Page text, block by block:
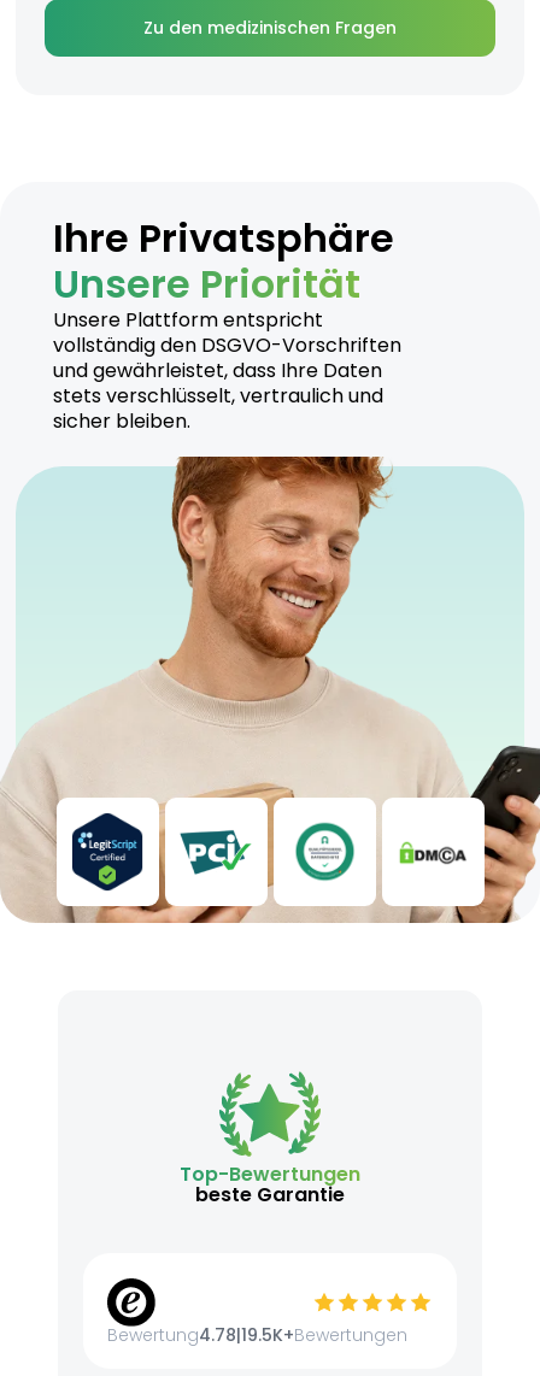
Zu den medizinischen Fragen
Ihre Privatsphäre
Unsere Priorität
Unsere Plattform entspricht
vollständig den DSGVO-Vorschriften
und gewährleistet, dass Ihre Daten
stets verschlüsselt, vertraulich und
sicher bleiben.
Top-Bewertungen
beste Garantie
Bewertung4.78|19.5K+Bewertungen